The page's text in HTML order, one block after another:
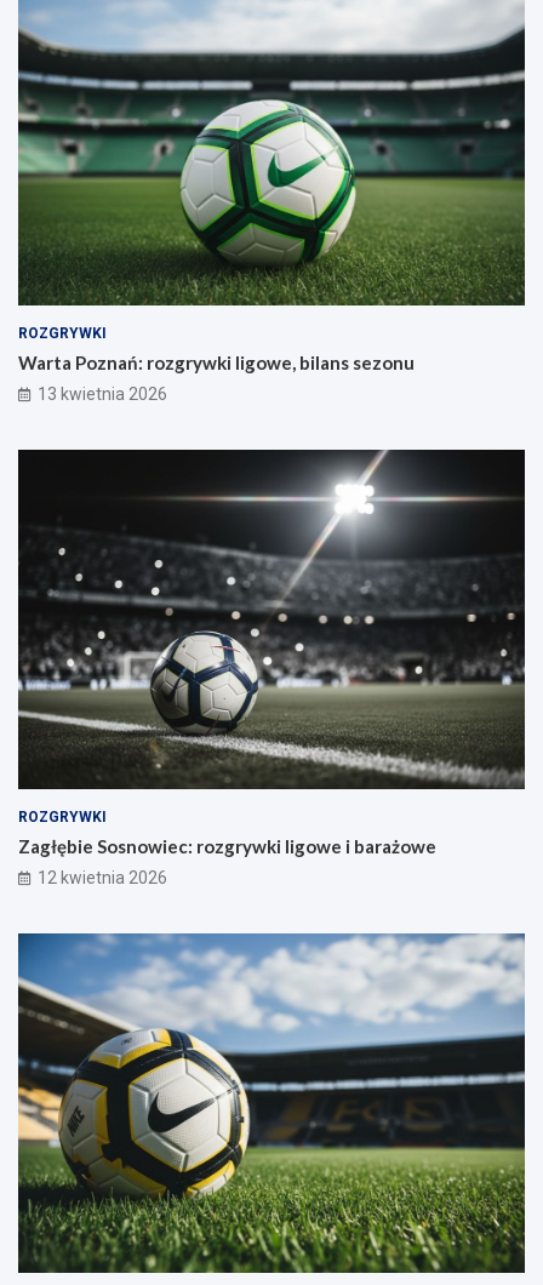
ROZGRYWKI
Warta Poznań: rozgrywki ligowe, bilans sezonu
13 kwietnia 2026
ROZGRYWKI
Zagłębie Sosnowiec: rozgrywki ligowe i barażowe
12 kwietnia 2026